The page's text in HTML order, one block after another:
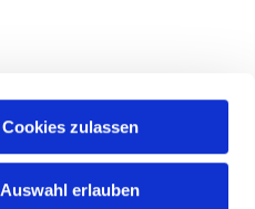
Cookies zulassen
Auswahl erlauben